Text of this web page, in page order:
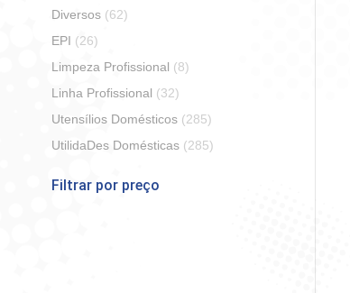
Diversos (62)
EPI (26)
Limpeza Profissional (8)
Linha Profissional (32)
Utensílios Domésticos (285)
UtilidaDes Domésticas (285)
Filtrar por preço